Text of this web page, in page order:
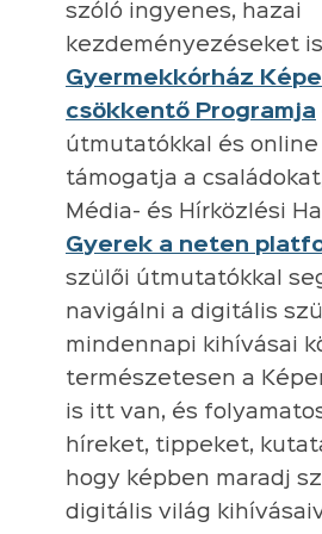
szóló ingyenes, hazai
kezdeményezéseket
Gyermekkórház
csökkentő Programja
útmutatókkal és online
támogatja a
Média- és Hírközlési
Gyerek a neten
szülői útmutatókkal
navigálni a digitális
mindennapi kihívásai
természetesen a
is itt van, és
híreket, tippeket,
hogy képben maradj
digitális világ